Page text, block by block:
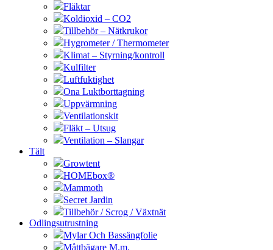
Fläktar
Koldioxid – CO2
Tillbehör – Nätkrukor
Hygrometer / Thermometer
Klimat – Styrning/kontroll
Kulfilter
Luftfuktighet
Ona Luktborttagning
Uppvärmning
Ventilationskit
Fläkt – Utsug
Ventilation – Slangar
Tält
Growtent
HOMEbox®
Mammoth
Secret Jardin
Tillbehör / Scrog / Växtnät
Odlingsutrustning
Mylar Och Bassängfolie
Måttbägare M.m.